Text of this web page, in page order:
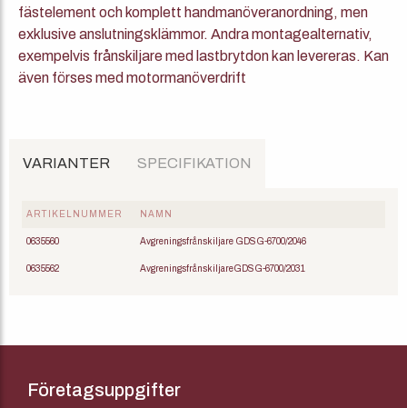
fästelement och komplett handmanöveranordning, men
exklusive anslutningsklämmor. Andra montagealternativ,
exempelvis frånskiljare med lastbrytdon kan levereras. Kan
även förses med motormanöverdrift
VARIANTER SPECIFIKATION
ARTIKELNUMMER NAMN
0635560 Avgreningsfrånskiljare GDSG-6700/2046
0635562 AvgreningsfrånskiljareGDSG-6700/2031
Företagsuppgifter